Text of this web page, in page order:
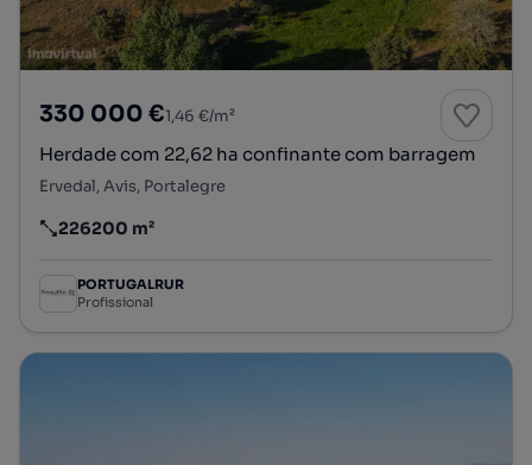
330 000 €1,46 €/m²
Herdade com 22,62 ha confinante com barragem
Ervedal, Avis, Portalegre
Preço por metro quadrado
226200 m²
PORTUGALRUR
Profissional